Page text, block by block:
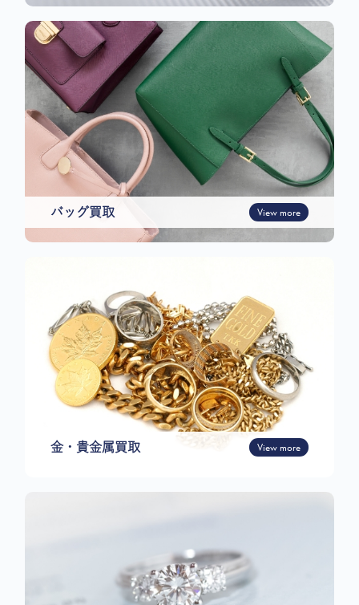
バッグ買取 View more
金・貴金属買取 View more